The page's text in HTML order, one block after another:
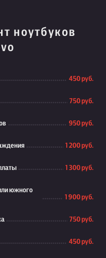
ноутбуков
450 руб.
750 руб.
950 руб.
1 200 руб.
1 300 руб.
южного
1 900 руб.
750 руб.
450 руб.